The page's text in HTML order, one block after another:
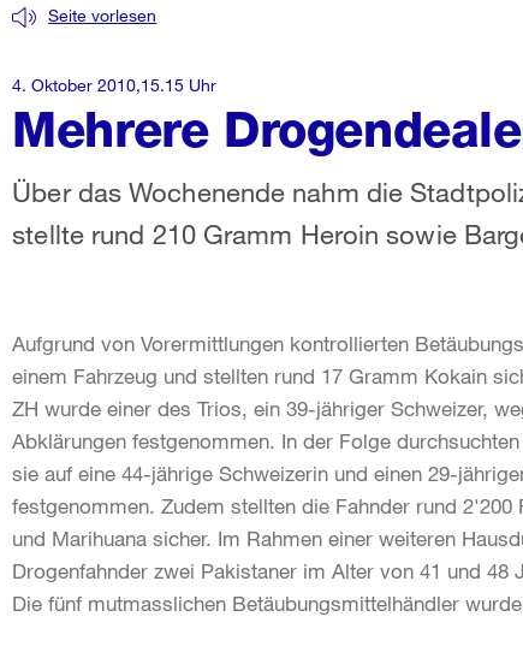
Mehrere
Seite vorlesen
Über das Wochenende nahm die
stellte rund 210 Gramm Heroin sowie
4. Oktober 2010,15.15 Uhr
Aufgrund von Vorermittlungen kontrollierten
einem Fahrzeug und stellten rund 17 Gramm Kokain
ZH wurde einer des Trios, ein 39-jähriger Schweizer,
Abklärungen festgenommen. In der Folge
sie auf eine 44-jährige Schweizerin und einen 29-
festgenommen. Zudem stellten die Fahnder rund
und Marihuana sicher. Im Rahmen einer weiteren
Drogenfahnder zwei Pakistaner im Alter von 41 und
Die fünf mutmasslichen Betäubungsmittelhändler